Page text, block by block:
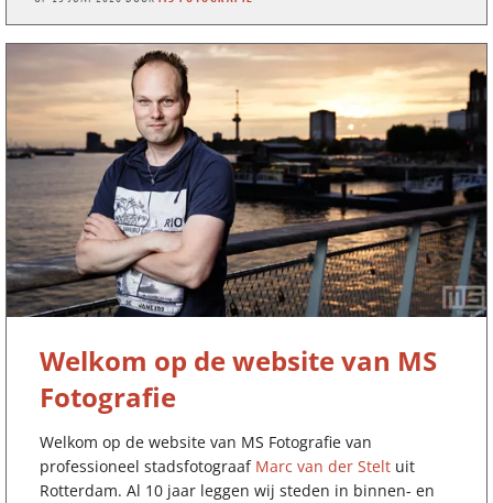
Welkom op de website van MS
Fotografie
Welkom op de website van MS Fotografie van
professioneel stadsfotograaf Marc van der Stelt uit
Rotterdam. Al 10 jaar leggen wij steden in binnen- en